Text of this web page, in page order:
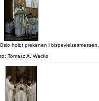
holdt prekenen i bispevielsesmessen.
Tomasz A. Wacko